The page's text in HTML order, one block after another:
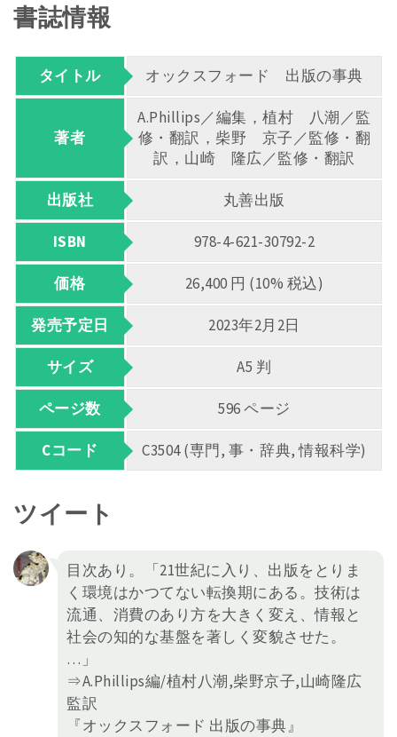
書誌情報
タイトル オックスフォード 出版の事典
著者
A.Phillips／編集，植村 八潮／監
修・翻訳，柴野 京子／監修・翻
訳，山崎 隆広／監修・翻訳
出版社 丸善出版
ISBN 978-4-621-30792-2
価格 26,400 円 (10% 税込)
発売予定日 2023年2月2日
サイズ A5 判
ページ数 596 ページ
Cコード C3504 (専門, 事・辞典, 情報科学)
ツイート
目次あり。「21世紀に入り、出版をとりま
く環境はかつてない転換期にある。技術は
流通、消費のあり方を大きく変え、情報と
社会の知的な基盤を著しく変貌させた。
…」
⇒A.Phillips編/植村八潮,柴野京子,山崎隆広
監訳
『オックスフォード 出版の事典』